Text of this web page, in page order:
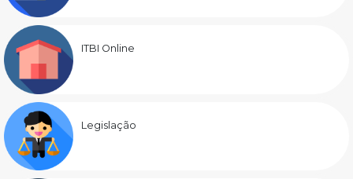
ITBI Online
Legislação